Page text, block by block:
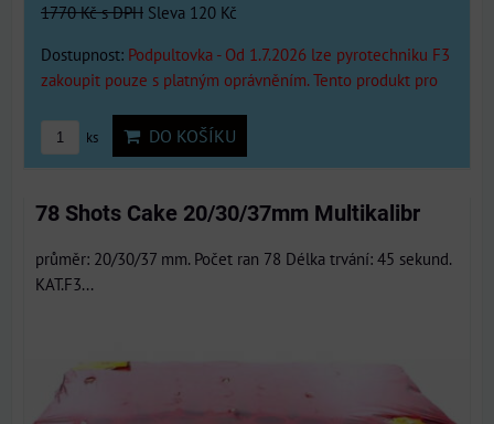
1770 Kčs DPH Sleva 120 Kč
Dostupnost: Podpultovka - Od 1.7.2026 lze pyrotechniku F3
zakoupit pouze s platným oprávněním. Tento produkt pro
ks DO KOŠÍKU
78 Shots Cake 20/30/37mm Multikalibr
průměr: 20/30/37 mm. Počet ran 78 Délka trvání: 45 sekund.
KAT.F3...